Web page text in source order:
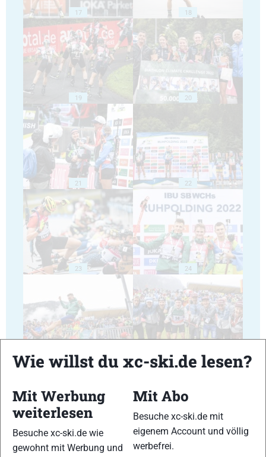
17 18
19 20
21 22
23 24
25 26
Wie willst du xc-ski.de lesen?
Mit Werbung
weiterlesen
Besuche xc-ski.de wie
gewohnt mit Werbung und
Mit Abo
Besuche xc-ski.de mit
eigenem Account und völlig
werbefrei.